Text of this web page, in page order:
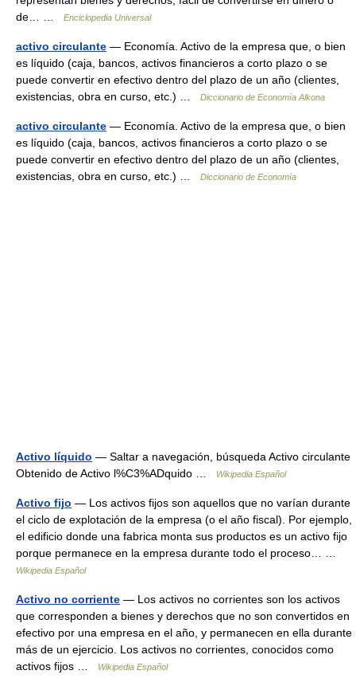
de… …
Enciclopedia Universal
activo circulante — Economía. Activo de la empresa que, o bien
es líquido (caja, bancos, activos financieros a corto plazo o se
puede convertir en efectivo dentro del plazo de un año (clientes,
existencias, obra en curso, etc.) …
Diccionario de Economía Alkona
activo circulante — Economía. Activo de la empresa que, o bien
es líquido (caja, bancos, activos financieros a corto plazo o se
puede convertir en efectivo dentro del plazo de un año (clientes,
existencias, obra en curso, etc.) …
Diccionario de Economía
Activo líquido — Saltar a navegación, búsqueda Activo circulante
Obtenido de Activo l%C3%ADquido …
Wikipedia Español
Activo fijo — Los activos fijos son aquellos que no varían durante
el ciclo de explotación de la empresa (o el año fiscal). Por ejemplo,
el edificio donde una fabrica monta sus productos es un activo fijo
porque permanece en la empresa durante todo el proceso… …
Wikipedia Español
Activo no corriente — Los activos no corrientes son los activos
que corresponden a bienes y derechos que no son convertidos en
efectivo por una empresa en el año, y permanecen en ella durante
más de un ejercicio. Los activos no corrientes, conocidos como
activos fijos …
Wikipedia Español